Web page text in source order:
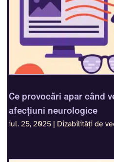
Ce provocări apar când
afecțiuni neurologice
iul. 25, 2025 | Dizabilități de